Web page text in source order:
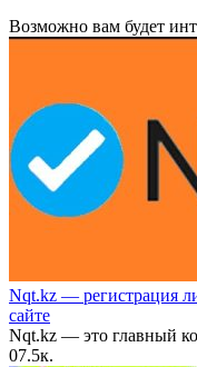
Возможно вам будет
Nqt.kz — регистрация
сайте
Nqt.kz — это главный
07.5к.